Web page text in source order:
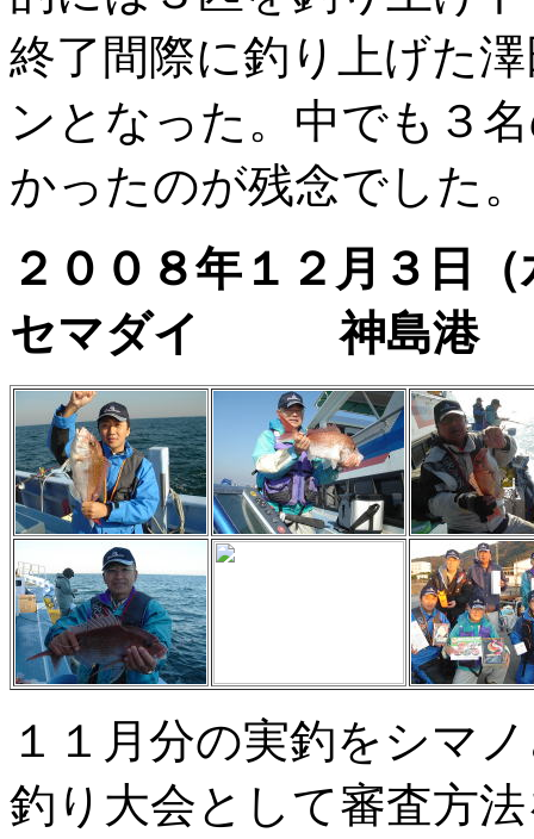
終了間際に釣り上げた
ンとなった。中でも３
かったのが残念でした。
２００８年１２月
セマダイ 神島港
１１月分の実釣をシマ
釣り大会として審査方